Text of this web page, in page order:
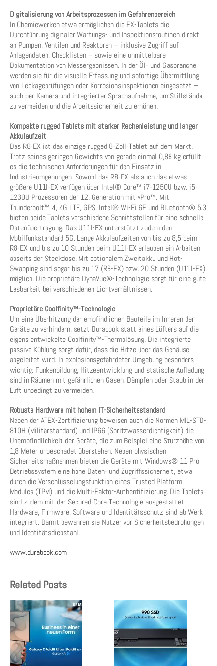
Digitalisierung von Arbeitsprozessen im Gefahrenbereich
In Chemiewerken etwa ermöglichen die EX-Tablets die
Durchführung digitaler Wartungs- und Inspektionsroutinen direkt
an Pumpen, Ventilen und Reaktoren – inklusive Zugriff auf
Anlagendaten, Checklisten – sowie eine unmittelbare
Dokumentation von Messergebnissen. In der Öl- und Gasbranche
werden sie für die visuelle Erfassung und sofortige Übermittlung
von Leckageprüfungen oder Korrosionsinspektionen eingesetzt –
auch per Kamera und integrierter Sprachaufnahme, um Stillstände
zu vermeiden und die Arbeitssicherheit zu erhöhen.
Kompakte rugged Tablets mit starker Rechenleistung und langer
Akkulaufzeit
Das R8-EX ist das einzige rugged 8-Zoll-Tablet auf dem Markt.
Trotz seines geringen Gewichts von gerade einmal 0,88 kg erfüllt
es die technischen Anforderungen für den Einsatz in
Industrieumgebungen. Sowohl das R8-EX als auch das etwas
größere U11I-EX verfügen über Intel® Core™ i7-1250U bzw. i5-
1230U Prozessoren der 12. Generation mit vPro™. Mit
Thunderbolt™ 4, 4G LTE, GPS, Intel® Wi-Fi 6E und Bluetooth® 5.3
bieten beide Tablets verschiedene Schnittstellen für eine schnelle
Datenübertragung. Das U11I-EX unterstützt zudem den
Mobilfunkstandard 5G. Lange Akkulaufzeiten von bis zu 8,5 beim
R8-EX und bis zu 10 Stunden beim U11I-EX erlauben ein Arbeiten
abseits der Steckdose. Mit optionalem Zweitakku und Hot-
Swapping sind sogar bis zu 17 (R8-EX) bzw. 20 Stunden (U11I-EX)
möglich. Die proprietäre DynaVue®-Technologie sorgt für eine gute
Lesbarkeit bei verschiedenen Lichtverhältnissen.
Proprietäre Coolfinity™-Technologie
Um eine Überhitzung der empfindlichen Bauteile im Inneren der
Geräte zu verhindern, setzt Durabook statt eines Lüfters auf die
eigens entwickelte Coolfinity™-Thermolösung. Die integrierte
passive Kühlung sorgt dafür, dass die Hitze über das Gehäuse
abgeleitet wird. In explosionsgefährdeter Umgebung besonders
wichtig: Funkenbildung, Hitzeentwicklung und statische Aufladung
sind in Räumen mit gefährlichen Gasen, Dämpfen oder Staub in der
Luft unbedingt zu vermeiden.
Robuste Hardware mit hohem IT-Sicherheitsstandard
Neben der ATEX-Zertifizierung beweisen auch die Normen MIL-STD-
810H (Militärstandard) und IP66 (Spritzwasserdichtigkeit) die
Unempfindlichkeit der Geräte, die zum Beispiel eine Sturzhöhe von
1,8 Meter unbeschadet überstehen. Neben physischen
Sicherheitsmaßnahmen bieten die Geräte mit Windows® 11 Pro
Betriebssystem eine hohe Daten- und Zugriffssicherheit, etwa
durch die Verschlüsselungsfunktion eines Trusted Platform
Modules (TPM) und die Multi-Faktor-Authentifizierung. Die Tablets
sind zudem mit der Secured-Core-Technologie ausgestattet:
Hardware, Firmware, Software und Identitätsschutz sind ab Werk
integriert. Damit bewahren sie Nutzer vor Sicherheitsbedrohungen
und Identitätsdiebstahl.
www.durabook.com
Related Posts